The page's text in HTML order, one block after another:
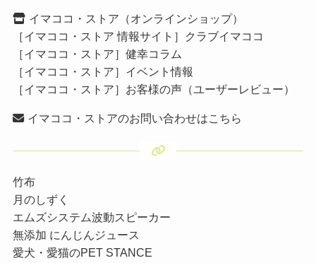
イマココ・ストア（オンラインショップ）
［イマココ・ストア 情報サイト］クラブイマココ
［イマココ・ストア］健幸コラム
［イマココ・ストア］イベント情報
［イマココ・ストア］お客様の声（ユーザーレビュー）
イマココ・ストアのお問い合わせはこちら
竹布
月のしずく
エムズシステム波動スピーカー
無添加 にんじんジュース
愛犬・愛猫のPET STANCE